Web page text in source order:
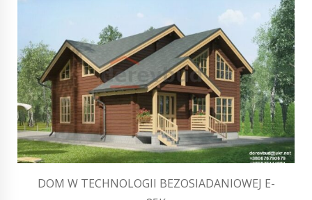
DOM W TECHNOLOGII BEZOSIADANIOWEJ E-